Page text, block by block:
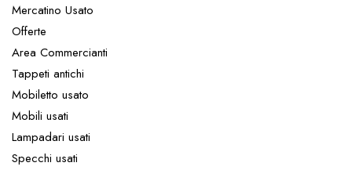
Mercatino Usato
Offerte
Area Commercianti
Tappeti antichi
Mobiletto usato
Mobili usati
Lampadari usati
Specchi usati